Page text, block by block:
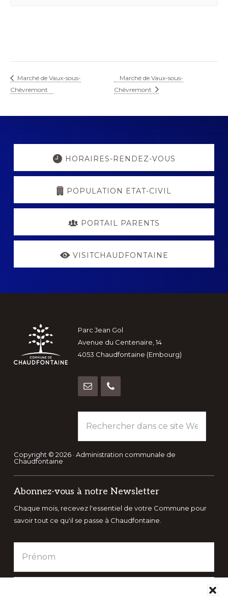
Marché de Vaux-sous-
Chèvremont
Marché de Vaux-sous-
Chèvremont
Explore
HORAIRES-RENDEZ-VOUS
POPULATION ETAT-CIVIL
PORTAIL PARENTS
VISITCHAUDFONTAINE
Footer
Parc Jean Gol
Avenue du Centenaire, 14
4053 Chaudfontaine (Embourg)
dans
ce
site
Copyright © 2026 · Administration communale de
Chaudfontaine
Abonnez-vous à notre Newsletter
Chaque mois, recevez l'essentiel de votre Commune pour
savoir tout ce qu'il se passe à Chaudfontaine.